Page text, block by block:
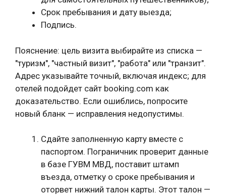
Срок пребывания и дату выезда;
Подпись.
Пояснение: цель визита выбирайте из списка —
"туризм", "частный визит", "работа" или "транзит".
Адрес указывайте точный, включая индекс; для
отелей подойдет сайт booking.com как
доказательство. Если ошиблись, попросите
новый бланк — исправления недопустимы.
Сдайте заполненную карту вместе с
паспортом. Пограничник проверит данные
в базе ГУВМ МВД, поставит штамп
въезда, отметку о сроке пребывания и
оторвет нижний талон карты. Этот талон —